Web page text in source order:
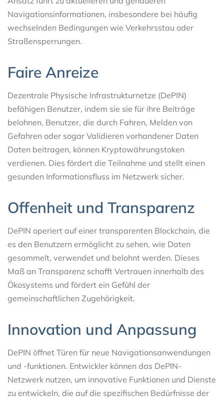
Navigationsinformationen, insbesondere bei häufig
wechselnden Bedingungen wie Verkehrsstau oder
Straßensperrungen.
Faire Anreize
Dezentrale Physische Infrastrukturnetze (DePIN)
befähigen Benutzer, indem sie sie für ihre Beiträge
belohnen. Benutzer, die durch Fahren, Melden von
Gefahren oder sogar Validieren vorhandener Daten
Daten beitragen, können Kryptowährungstoken
verdienen. Dies fördert die Teilnahme und stellt einen
gesunden Informationsfluss im Netzwerk sicher.
Offenheit und Transparenz
DePIN operiert auf einer transparenten Blockchain, die
es den Benutzern ermöglicht zu sehen, wie Daten
gesammelt, verwendet und belohnt werden. Dieses
Maß an Transparenz schafft Vertrauen innerhalb des
Ökosystems und fördert ein Gefühl der
gemeinschaftlichen Zugehörigkeit.
Innovation und Anpassung
DePIN öffnet Türen für neue Navigationsanwendungen
und -funktionen. Entwickler können das DePIN-
Netzwerk nutzen, um innovative Funktionen und Dienste
zu entwickeln, die auf die spezifischen Bedürfnisse der